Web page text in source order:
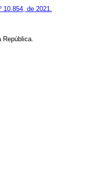
10.854, de 2021.
República.